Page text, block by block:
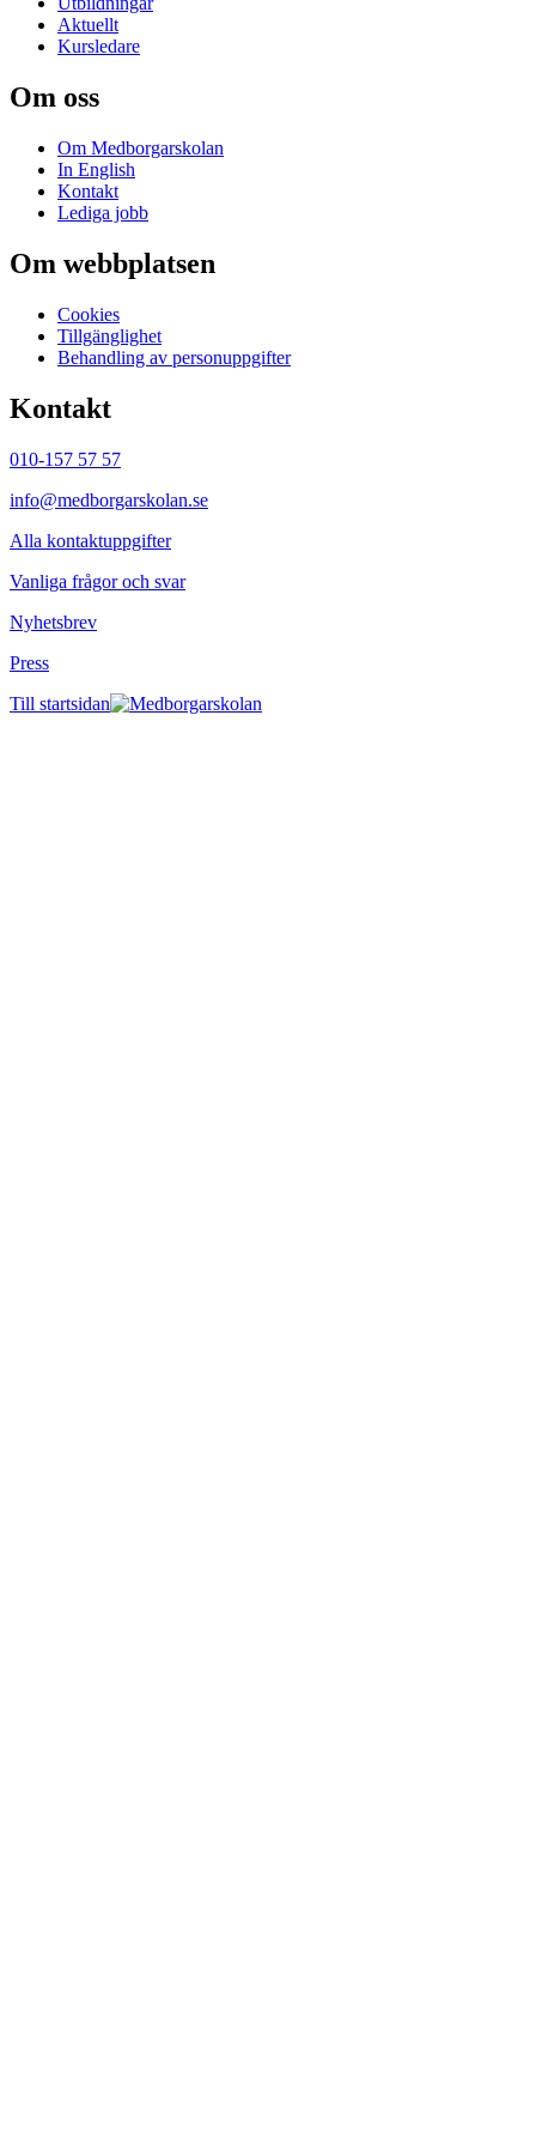
Aktuellt
Kursledare
Om oss
Om Medborgarskolan
In English
Kontakt
Lediga jobb
Om webbplatsen
Cookies
Tillgänglighet
Behandling av personuppgifter
Kontakt
010-157 57 57
info@medborgarskolan.se
Alla kontaktuppgifter
Vanliga frågor och svar
Nyhetsbrev
Press
Till startsidan